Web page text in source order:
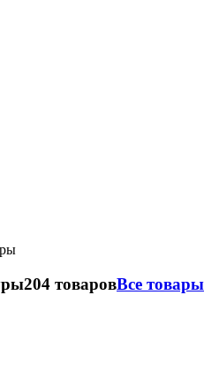
204 товаровВсе товары